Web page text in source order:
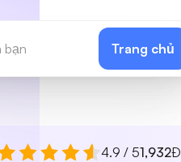
Trang chủ
4.9 / 51,932